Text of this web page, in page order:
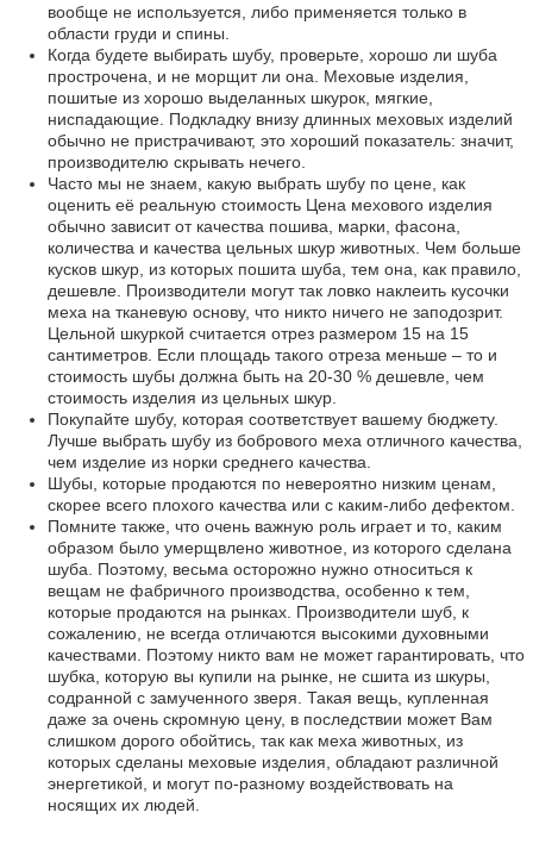
вообще не используется, либо применяется только в
области груди и спины.
Когда будете выбирать шубу, проверьте, хорошо ли шуба
прострочена, и не морщит ли она. Меховые изделия,
пошитые из хорошо выделанных шкурок, мягкие,
ниспадающие. Подкладку внизу длинных меховых изделий
обычно не пристрачивают, это хороший показатель: значит,
производителю скрывать нечего.
Часто мы не знаем, какую выбрать шубу по цене, как
оценить её реальную стоимость Цена мехового изделия
обычно зависит от качества пошива, марки, фасона,
количества и качества цельных шкур животных. Чем больше
кусков шкур, из которых пошита шуба, тем она, как правило,
дешевле. Производители могут так ловко наклеить кусочки
меха на тканевую основу, что никто ничего не заподозрит.
Цельной шкуркой считается отрез размером 15 на 15
сантиметров. Если площадь такого отреза меньше – то и
стоимость шубы должна быть на 20-30 % дешевле, чем
стоимость изделия из цельных шкур.
Покупайте шубу, которая соответствует вашему бюджету.
Лучше выбрать шубу из бобрового меха отличного качества,
чем изделие из норки среднего качества.
Шубы, которые продаются по невероятно низким ценам,
скорее всего плохого качества или с каким-либо дефектом.
Помните также, что очень важную роль играет и то, каким
образом было умерщвлено животное, из которого сделана
шуба. Поэтому, весьма осторожно нужно относиться к
вещам не фабричного производства, особенно к тем,
которые продаются на рынках. Производители шуб, к
сожалению, не всегда отличаются высокими духовными
качествами. Поэтому никто вам не может гарантировать, что
шубка, которую вы купили на рынке, не сшита из шкуры,
содранной с замученного зверя. Такая вещь, купленная
даже за очень скромную цену, в последствии может Вам
слишком дорого обойтись, так как меха животных, из
которых сделаны меховые изделия, обладают различной
энергетикой, и могут по-разному воздействовать на
носящих их людей.